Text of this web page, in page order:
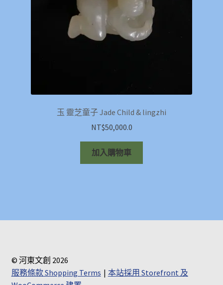
玉 靈芝童子 Jade Child & lingzhi
NT$50,000.0
加入購物車
© 河東文創 2026
服務條款 Shopping Terms
本站採用 Storefront 及